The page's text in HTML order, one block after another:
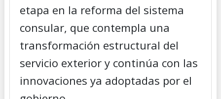
etapa en la reforma del sistema
consular, que contempla una
transformación estructural del
servicio exterior y continúa con las
innovaciones ya adoptadas por el